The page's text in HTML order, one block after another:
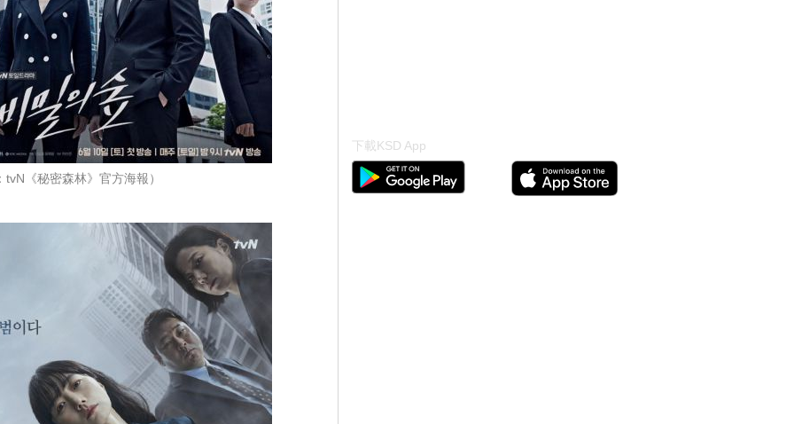
tvN《秘密森林》官方海報）
下載KSD App